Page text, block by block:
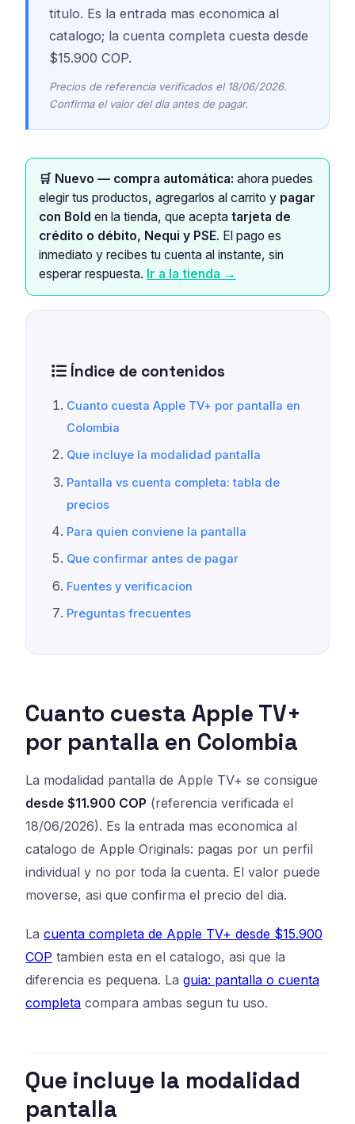
titulo. Es la entrada mas economica al
catalogo; la cuenta completa cuesta desde
$15.900 COP.
Precios de referencia verificados el 18/06/2026.
Confirma el valor del dia antes de pagar.
🛒 Nuevo — compra automática: ahora puedes
elegir tus productos, agregarlos al carrito y pagar
con Bold en la tienda, que acepta tarjeta de
crédito o débito, Nequi y PSE. El pago es
inmediato y recibes tu cuenta al instante, sin
esperar respuesta. Ir a la tienda →
Índice de contenidos
Cuanto cuesta Apple TV+ por pantalla en
Colombia
Que incluye la modalidad pantalla
Pantalla vs cuenta completa: tabla de
precios
Para quien conviene la pantalla
Que confirmar antes de pagar
Fuentes y verificacion
Preguntas frecuentes
Cuanto cuesta Apple TV+
por pantalla en Colombia
La modalidad pantalla de Apple TV+ se consigue
desde $11.900 COP (referencia verificada el
18/06/2026). Es la entrada mas economica al
catalogo de Apple Originals: pagas por un perfil
individual y no por toda la cuenta. El valor puede
moverse, asi que confirma el precio del dia.
La cuenta completa de Apple TV+ desde $15.900
COP tambien esta en el catalogo, asi que la
diferencia es pequena. La guia: pantalla o cuenta
completa compara ambas segun tu uso.
Que incluye la modalidad
pantalla